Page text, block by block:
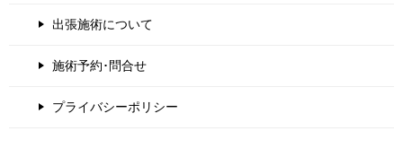
出張施術について
施術予約･問合せ
プライバシーポリシー